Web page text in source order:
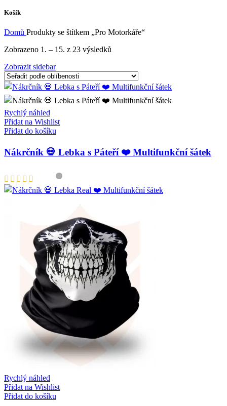
Košík
Domů Produkty se štítkem „Pro Motorkáře“
Zobrazeno 1. – 15. z 23 výsledků
Zobrazit sidebar
Rychlý náhled
Přidat na Wishlist
Přidat do košíku
Nákrčník 💀 Lebka s Páteří ❤️ Multifunkční šátek
Rychlý náhled
Přidat na Wishlist
Přidat do košíku